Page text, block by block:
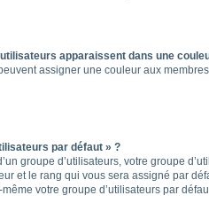
apparaissent dans une
assigner une couleur aux
par défaut » ?
groupe d’utilisateurs, votre groupe
et le rang qui vous sera assigné par
votre groupe d’utilisateurs par